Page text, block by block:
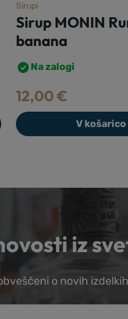
Sirupi
Sirup MONIN
(Apple Pie)
Na zalogi
12,50 €
V košarico
iz
o novih